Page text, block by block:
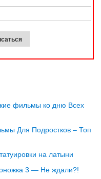
фильмы ко дню Всех
Для Подростков – Топ
на латыни
3 — Не ждали?!